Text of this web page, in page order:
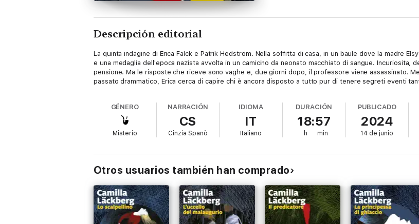
Descripción editorial
La quinta indagine di Erica Falck e Patrik Hedström. Nella soffitta di casa, in un baule dove la madre
e una medaglia dell'epoca nazista avvolta in un camicino da neonato macchiato di sangue.
pensione. Ma le risposte che riceve sono vaghe e, due giorni dopo, il professore viene assassinato.
passato drammatico, Erica cerca di capire chi è ancora disposto a tutto pur di tenere segreti eventi
GÉNERO
Misterio
NARRACIÓN
CS
Cinzia Spanò
IDIOMA
IT
Italiano
DURACIÓN
18:57
h min
PUBLICADO
2024
14 de junio
Otros usuarios también han comprado